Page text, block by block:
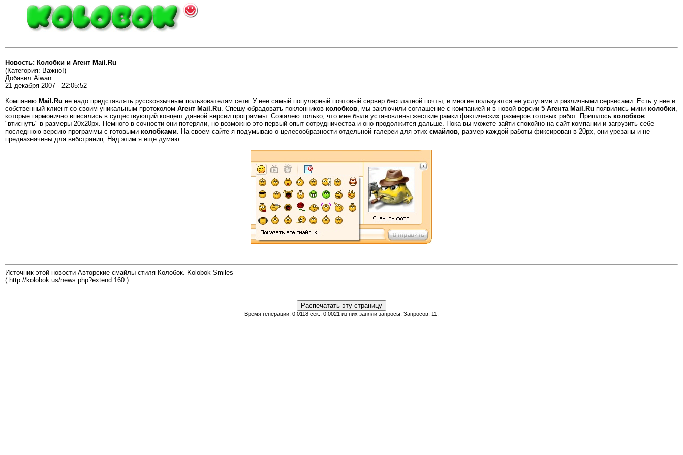
Новость: Колобки и Агент Mail.Ru
(Категория: Важно!)
Добавил Aiwan
21 декабря 2007 - 22:05:52
Компанию Mail.Ru не надо представлять русскоязычным пользователям сети. У нее самый популярный почтовый сервер бесплатной почты, и многие пользуются ее услугами и различными сервисами. Есть у нее и
собственный клиент со своим уникальным протоколом Агент Mail.Ru. Спешу обрадовать поклонников колобков, мы заключили соглашение с компанией и в новой версии 5 Агента Mail.Ru появились мини колобки,
которые гармонично вписались в существующий концепт данной версии программы. Сожалею только, что мне были установлены жесткие рамки фактических размеров готовых работ. Пришлось колобков
"втиснуть" в размеры 20х20рх. Немного в сочности они потеряли, но возможно это первый опыт сотрудничества и оно продолжится дальше. Пока вы можете зайти спокойно на сайт компании и загрузить себе
последнюю версию программы с готовыми колобками. На своем сайте я подумываю о целесообразности отдельной галереи для этих смайлов, размер каждой работы фиксирован в 20рх, они урезаны и не
предназначены для вебстраниц. Над этим я еще думаю…
Источник этой новости Авторские смайлы стиля Колобок. Kolobok Smiles
( http://kolobok.us/news.php?extend.160 )
Время генерации: 0.0118 сек., 0.0021 из них заняли запросы. Запросов: 11.